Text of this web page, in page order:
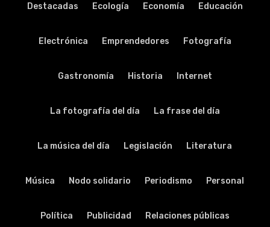
Destacadas Ecología Economía Educación
Electrónica Emprendedores Fotografía
Gastronomía Historia Internet
La fotografía del día La frase del día
La música del día Legislación Literatura
Música Nodo solidario Periodismo Personal
Política Publicidad Relaciones públicas